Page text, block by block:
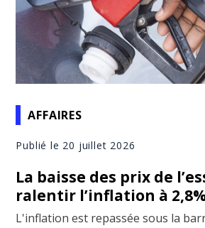
AFFAIRES
Publié le 20 juillet 2026
La baisse des prix de
ralentir l’inflation à
L'inflation est repassée sous la